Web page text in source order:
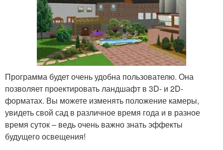
Программа будет очень удобна пользователю. Она
позволяет проектировать ландшафт в 3D- и 2D-
форматах. Вы можете изменять положение камеры,
увидеть свой сад в различное время года и в разное
время суток – ведь очень важно знать эффекты
будущего освещения!